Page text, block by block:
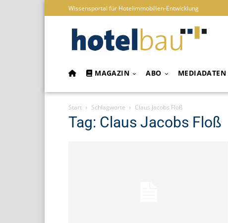
Wissensportal für Hotelimmobilien-Entwicklung
MAGAZIN ABO MEDIADATEN
Start Schlagworte Claus Jacobs Floß
Tag: Claus Jacobs Floß